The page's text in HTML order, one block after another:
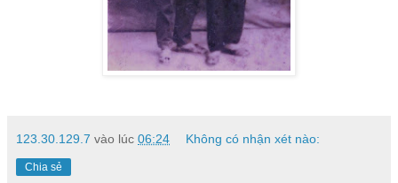
123.30.129.7 vào lúc 06:24 Không có nhận xét nào:
Chia sẻ